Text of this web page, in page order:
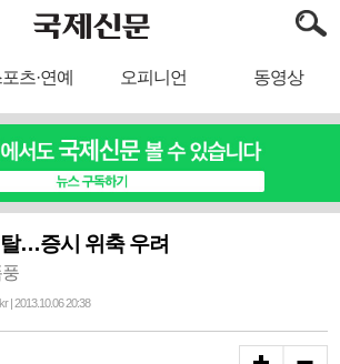
츠·연예 오피니언 동영상
…증시 위축 우려
| 2013.10.06 20:38